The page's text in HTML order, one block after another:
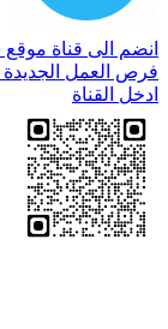
انضم الى قناة
فرص العمل الجديدة
ادخل القناة